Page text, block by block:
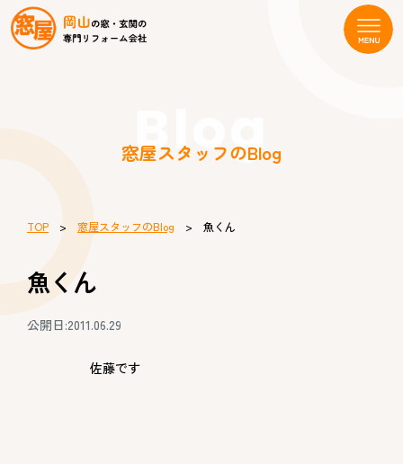
Blog
窓屋スタッフのBlog
TOP > 窓屋スタッフのBlog > 魚くん
魚くん
公開日:2011.06.29
佐藤です